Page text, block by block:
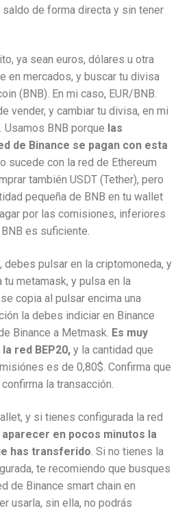
de forma directa y sin tener
ya sean euros, dólares u otra
en mercados, y buscar tu divisa
(BNB). En mi caso, EUR/BNB.
vender, y cambiar tu divisa, en mi
Usamos BNB porque las
de Binance se pagan con esta
sucede con la red de Ethereum
también USDT (Tether), pero
pequeña de BNB en tu wallet
por las comisiones, inferiores
es suficiente.
debes pulsar en la criptomoneda, y
tu metamask, y pulsa en la
copia al pulsar encima una
la debes indiciar en Binance
Binance a Metmask. Es muy
red BEP20, y la cantidad que
es de 0,80$. Confirma que
la transacción.
y si tienes configurada la red
en pocos minutos la
has transferido . Si no tienes la
te recomiendo que busques
de Binance smart chain en
usarla, sin ella, no podrás